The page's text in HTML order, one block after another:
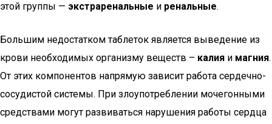
этой группы — экстраренальные и ренальные.
Большим недостатком таблеток является выведение из
крови необходимых организму веществ – калия и магния.
От этих компонентов напрямую зависит работа сердечно-
сосудистой системы. При злоупотреблении мочегонными
средствами могут развиваться нарушения работы сердца